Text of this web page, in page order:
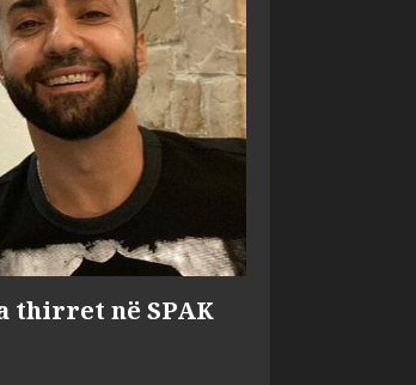
thirret në SPAK